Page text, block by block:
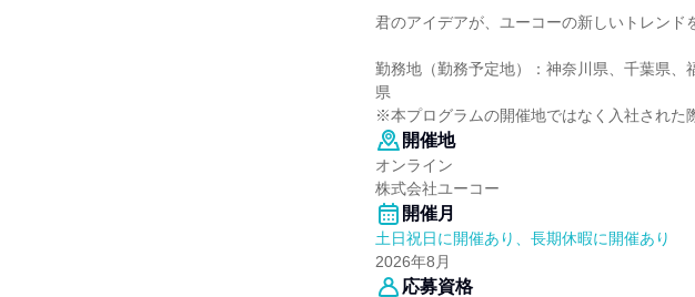
君のアイデアが、ユーコーの新しいトレンド
勤務地（勤務予定地）：神奈川県、千葉県
県
※本プログラムの開催地ではなく入社された
開催地
オンライン
株式会社ユーコー
開催月
土日祝日に開催あり、長期休暇に開催あり
2026年8月
応募資格